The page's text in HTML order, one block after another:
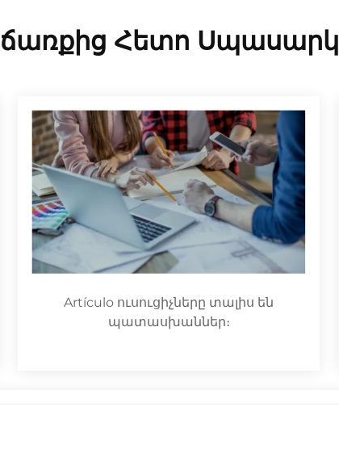
Հետո
Artículo ուսուցիչները տալիս են
պատասխաններ։